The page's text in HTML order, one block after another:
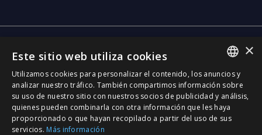
Central
08290 Cerdanyola Vallès
Barcelona (Spain)
Barcelona (I+D)
C/ Josep Estivill, 11-13
SPANISH
CATALÀ
ENGLISH
×
Este sitio web utiliza cookies
Utilizamos cookies para personalizar el contenido, los anuncios y
analizar nuestro tráfico. También compartimos información sobre
su uso de nuestro sitio con nuestros socios de publicidad y análisis,
quienes pueden combinarla con otra información que les haya
proporcionado o que hayan recopilado a partir del uso de sus
servicios. Más información